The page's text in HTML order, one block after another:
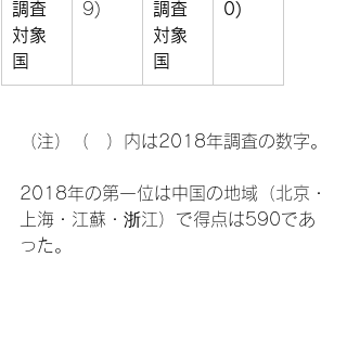
調査
対象
国
9)
調査
対象
国
0)
（注）（　）内は2018年調査の数字。
2018年の第一位は中国の地域（北京・
上海・江蘇・浙江）で得点は590であ
った。